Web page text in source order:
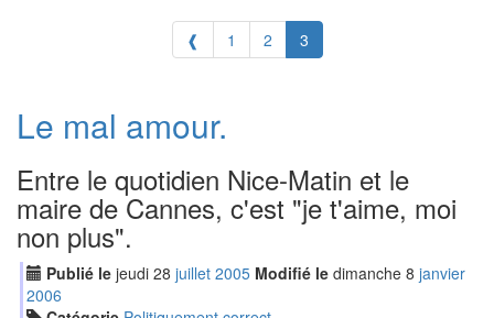
❰ 1 2 3
Le mal amour.
Entre le quotidien Nice-Matin et le
maire de Cannes, c'est "je t'aime, moi
non plus".
Publié le jeudi 28 juillet 2005 Modifié le dimanche 8 janvier
2006